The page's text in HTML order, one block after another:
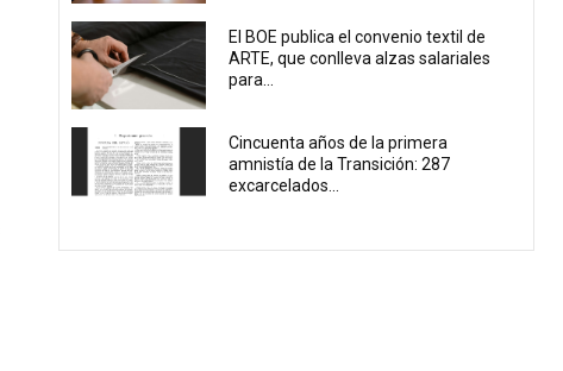
El BOE publica el convenio textil de
ARTE, que conlleva alzas salariales
para...
Cincuenta años de la primera
amnistía de la Transición: 287
excarcelados...